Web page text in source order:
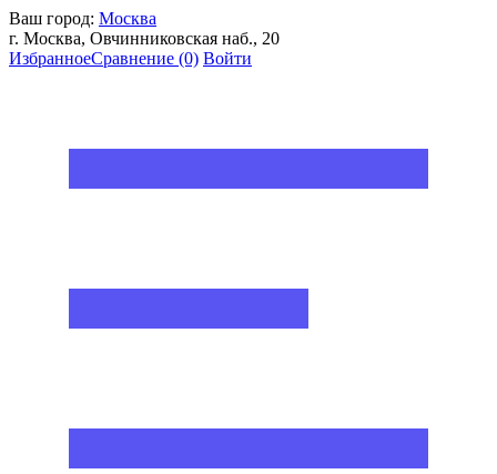
Ваш город: Москва
г. Москва, Овчинниковская наб., 20
ИзбранноеСравнение (0) Войти